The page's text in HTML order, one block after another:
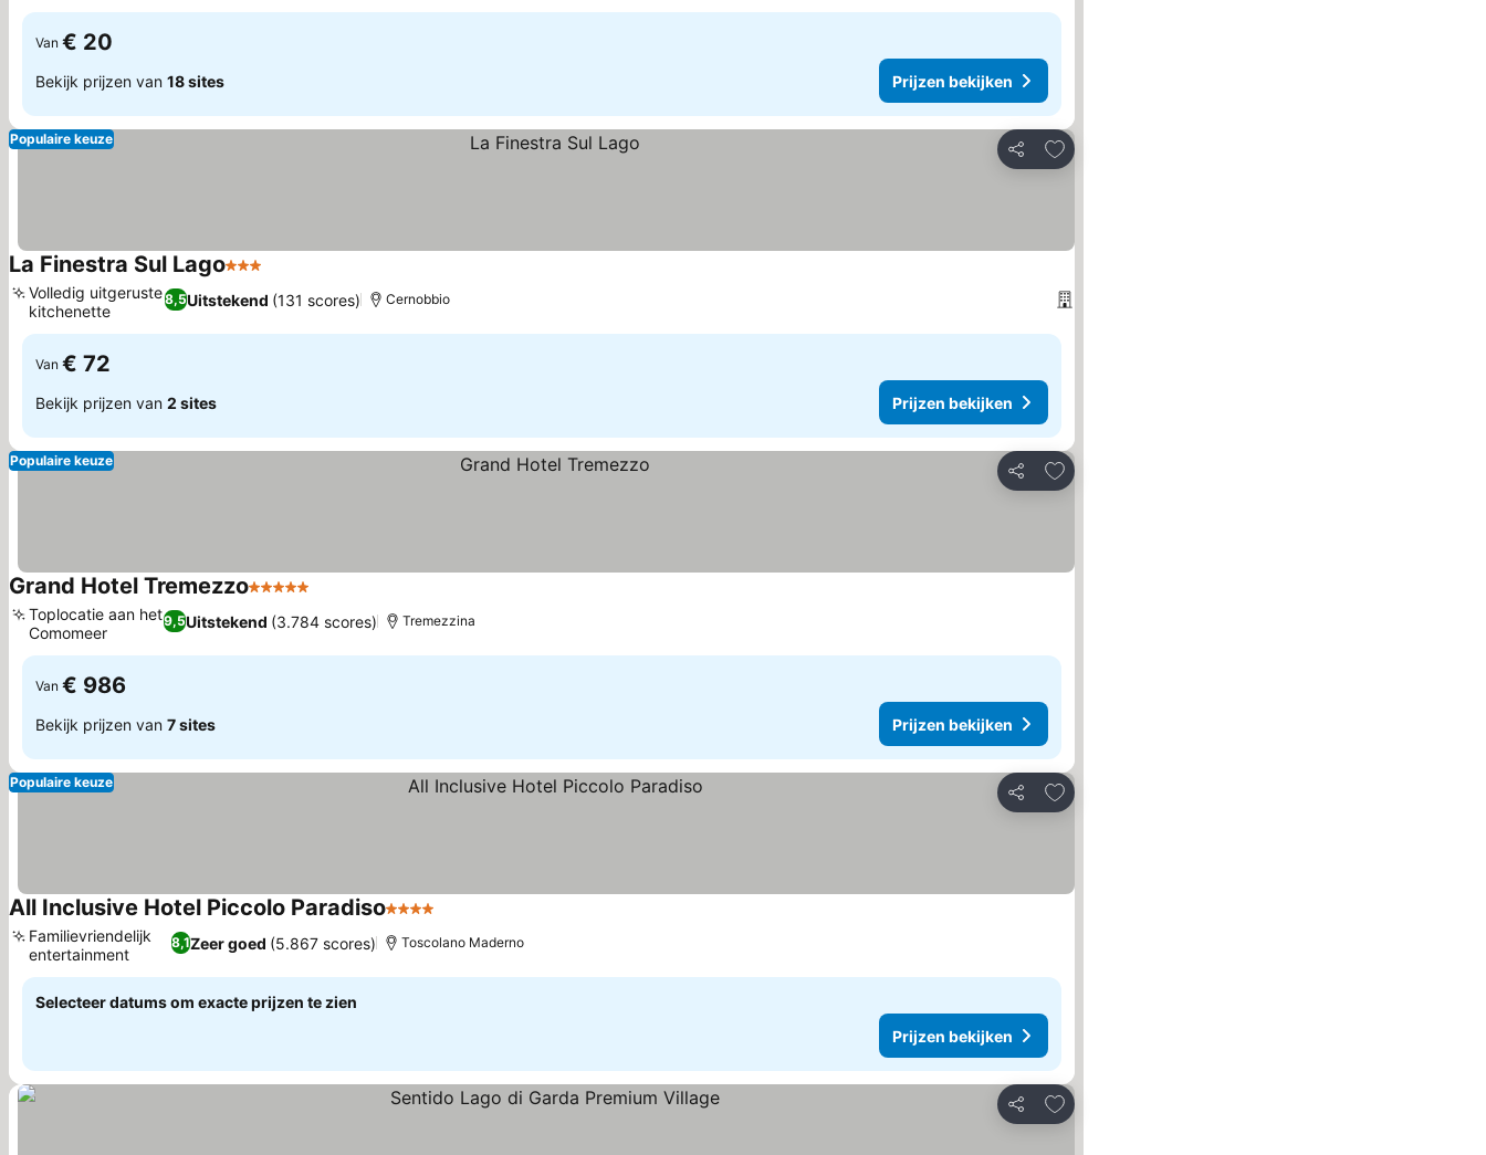
Van € 20
Bekijk prijzen van 18 sites Prijzen bekijken
Delen
Toevoegen aan favorieten
Populaire keuze
La Finestra Sul Lago3 Sterren
8,5Uitstekend (131 scores)
Volledig uitgeruste
kitchenette
Cernobbio
Van € 72
Bekijk prijzen van 2 sites Prijzen bekijken
Delen
Toevoegen aan favorieten
Populaire keuze
Grand Hotel Tremezzo5 Sterren
9,5Uitstekend (3.784 scores)
Toplocatie aan het
Comomeer
Tremezzina
Van € 986
Bekijk prijzen van 7 sites Prijzen bekijken
Delen
Toevoegen aan favorieten
Populaire keuze
All Inclusive Hotel Piccolo Paradiso4 Sterren
8,1Zeer goed (5.867 scores)
Familievriendelijk
entertainment
Toscolano Maderno
Selecteer datums om exacte prijzen te zien
Prijzen bekijken
Delen
Toevoegen aan favorieten